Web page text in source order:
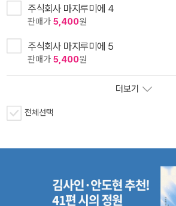
주식회사 마지루미에 4
판매가 5,400원
주식회사 마지루미에 5
판매가 5,400원
더보기
전체선택